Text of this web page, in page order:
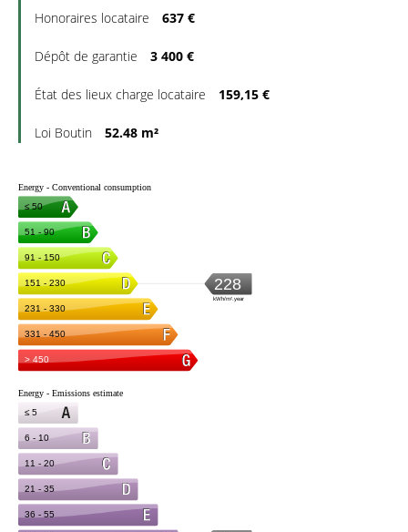
Honoraires locataire 637 €
Dépôt de garantie 3 400 €
État des lieux charge locataire 159,15 €
Loi Boutin 52.48 m²